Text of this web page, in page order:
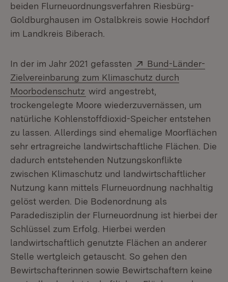
beiden Flurneuordnungsverfahren Riesbürg-
Goldburghausen im Ostalbkreis sowie Hochdorf
im Landkreis Biberach.
In der im Jahr 2021 gefassten Extern:
Bund-Länder-
Zielvereinbarung zum Klimaschutz durch
Moorbodenschutz (Öffnet in neuem Fenster)
wird angestrebt,
trockengelegte Moore wiederzuvernässen, um
natürliche Kohlenstoffdioxid-Speicher entstehen
zu lassen. Allerdings sind ehemalige Moorflächen
sehr ertragreiche landwirtschaftliche Flächen. Die
dadurch entstehenden Nutzungskonflikte
zwischen Klimaschutz und landwirtschaftlicher
Nutzung kann mittels Flurneuordnung nachhaltig
gelöst werden. Die Bodenordnung als
Paradedisziplin der Flurneuordnung ist hierbei der
Schlüssel zum Erfolg. Hierbei werden
landwirtschaftlich genutzte Flächen an anderer
Stelle wertgleich getauscht. So gehen den
Bewirtschafterinnen sowie Bewirtschaftern keine